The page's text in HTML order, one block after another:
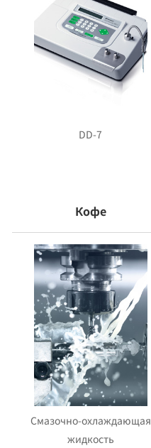
DD-7
Кофе
Смазочно-охлаждающая
жидкость